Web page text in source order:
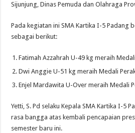
Sijunjung, Dinas Pemuda dan Olahraga
Pada kegiatan ini SMA Kartika I-5 Padang
sebagai berikut:
Fatimah Azzahrah U-49 kg meraih
Dwi Anggie U-51 kg meraih Medali
Enjel Mardawita U-Over meraih Medali
Yetti, S. Pd selaku Kepala SMA Kartika I-5
rasa bangga atas kembali pencapaian
semester baru ini.